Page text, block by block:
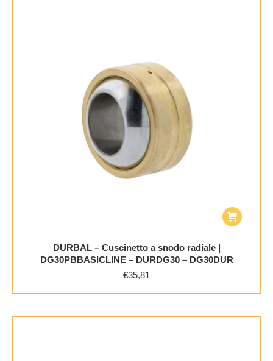
DURBAL – Cuscinetto a snodo radiale |
DG30PBBASICLINE – DURDG30 – DG30DUR
€35,81